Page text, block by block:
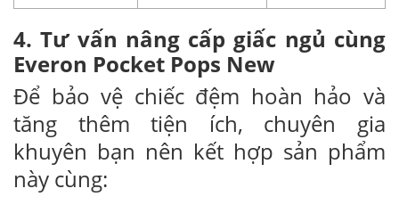
4. Tư vấn nâng cấp giấc ngủ cùng
Everon Pocket Pops New
Để bảo vệ chiếc đệm hoàn hảo và
tăng thêm tiện ích, chuyên gia
khuyên bạn nên kết hợp sản phẩm
này cùng: